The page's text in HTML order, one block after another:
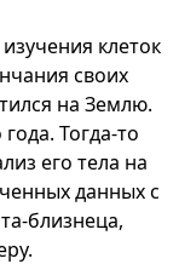
клеток
своих
на Землю.
Тогда-то
его тела на
данных с
близнеца,